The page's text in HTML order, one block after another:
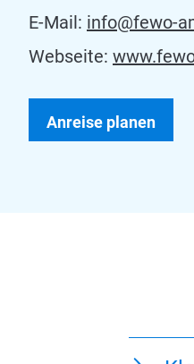
E-Mail: info@fewo-
Webseite:
Anreise planen